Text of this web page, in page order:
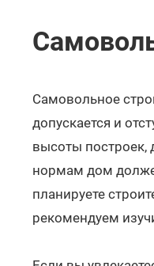
Самовольное
допускается и
высоты
нормам дом
планируете
рекомендуем